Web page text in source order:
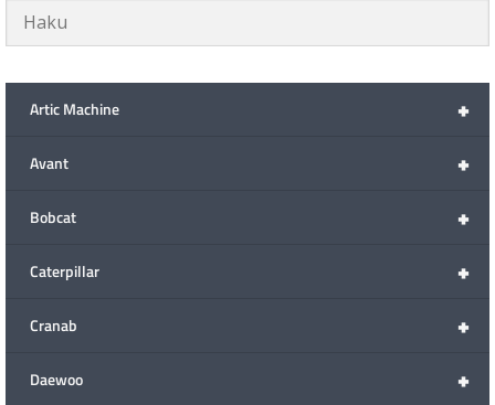
+
Artic Machine
+
Avant
+
Bobcat
+
Caterpillar
+
Cranab
+
Daewoo